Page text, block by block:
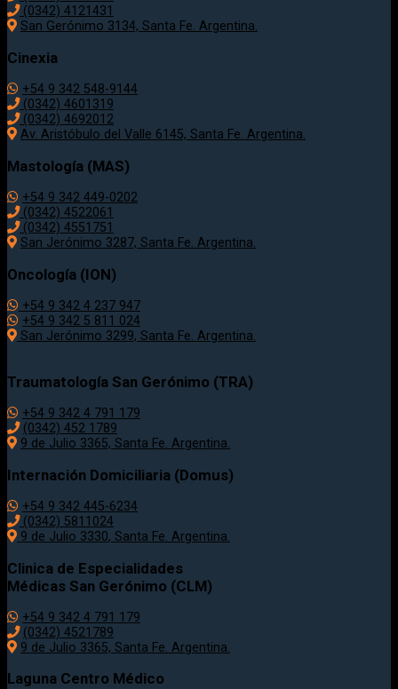
(0342) 4121431
San Gerónimo 3134, Santa Fe. Argentina.
Cinexia
+54 9 342 548-9144
(0342) 4601319
(0342) 4692012
Av. Aristóbulo del Valle 6145, Santa Fe. Argentina.
Mastología (MAS)
+54 9 342 449-0202
(0342) 4522061
(0342) 4551751
San Jerónimo 3287, Santa Fe. Argentina.
Oncología (ION)
+54 9 342 4 237 947
+54 9 342 5 811 024
San Jerónimo 3299, Santa Fe. Argentina.
Traumatología San Gerónimo (TRA)
+54 9 342 4 791 179
(0342) 452 1789
9 de Julio 3365, Santa Fe. Argentina.
Internación Domiciliaria (Domus)
+54 9 342 445-6234
(0342) 5811024
9 de Julio 3330, Santa Fe. Argentina.
Clinica de Especialidades
Médicas San Gerónimo (CLM)
+54 9 342 4 791 179
(0342) 4521789
9 de Julio 3365, Santa Fe. Argentina.
Laguna Centro Médico